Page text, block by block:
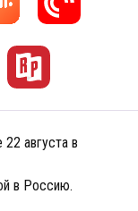
августа в
в Россию.